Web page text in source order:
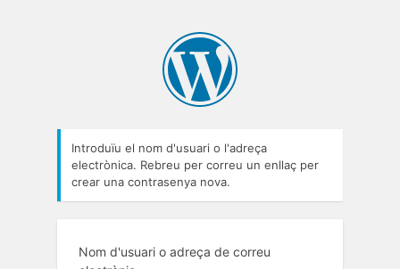
Introduïu el nom d'usuari o l'adreça
electrònica. Rebreu per correu un enllaç per
crear una contrasenya nova.
Nom d'usuari o adreça de correu